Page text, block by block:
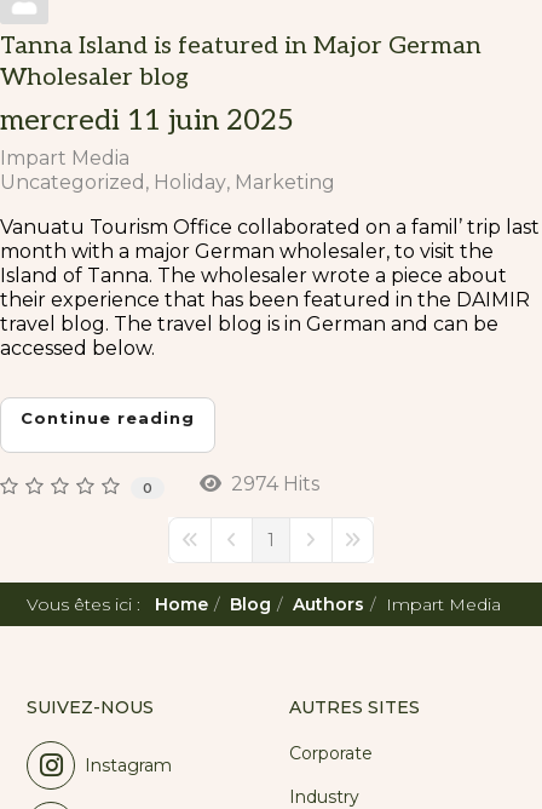
Tanna Island is featured in Major German
Wholesaler blog
mercredi 11 juin 2025
Impart Media
Uncategorized
Holiday Marketing
Vanuatu Tourism Office collaborated on a famil’ trip last
month with a major German wholesaler, to visit the
Island of Tanna. The wholesaler wrote a piece about
their experience that has been featured in the DAIMIR
travel blog. The travel blog is in German and can be
accessed below.
Continue reading
0 2974 Hits
First PagePrevious Page
1 Next PageLast Page
Vous êtes ici : Home Blog Authors Impart Media
SUIVEZ-NOUS
Instagram
AUTRES SITES
Corporate
Industry